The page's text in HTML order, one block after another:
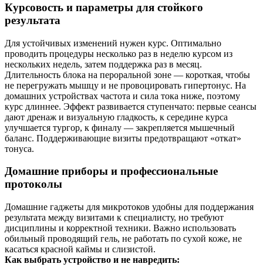
Курсовость и параметры для стойкого
результата
Для устойчивых изменений нужен курс. Оптимально
проводить процедуры несколько раз в неделю курсом из
нескольких недель, затем поддержка раз в месяц.
Длительность блока на пероральной зоне — короткая, чтобы
не перегружать мышцу и не провоцировать гипертонус. На
домашних устройствах частота и сила тока ниже, поэтому
курс длиннее. Эффект развивается ступенчато: первые сеансы
дают дренаж и визуальную гладкость, к середине курса
улучшается тургор, к финалу — закрепляется мышечный
баланс. Поддерживающие визиты предотвращают «откат»
тонуса.
Домашние приборы и профессиональные
протоколы
Домашние гаджеты для микротоков удобны для поддержания
результата между визитами к специалисту, но требуют
дисциплины и корректной техники. Важно использовать
обильный проводящий гель, не работать по сухой коже, не
касаться красной каймы и слизистой.
Как выбрать устройство и не навредить: